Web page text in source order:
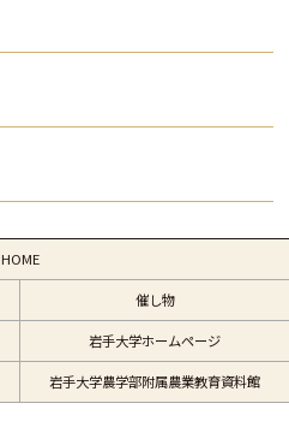
HOME
催し物
岩手大学ホームページ
岩手大学農学部附属農業教育資料館